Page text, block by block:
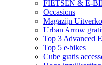
FIETSEN & E-
Occasions
Magazijn
Urban Arrow
Top 3 Advanced
Top 5 e-bikes
Cube gratis